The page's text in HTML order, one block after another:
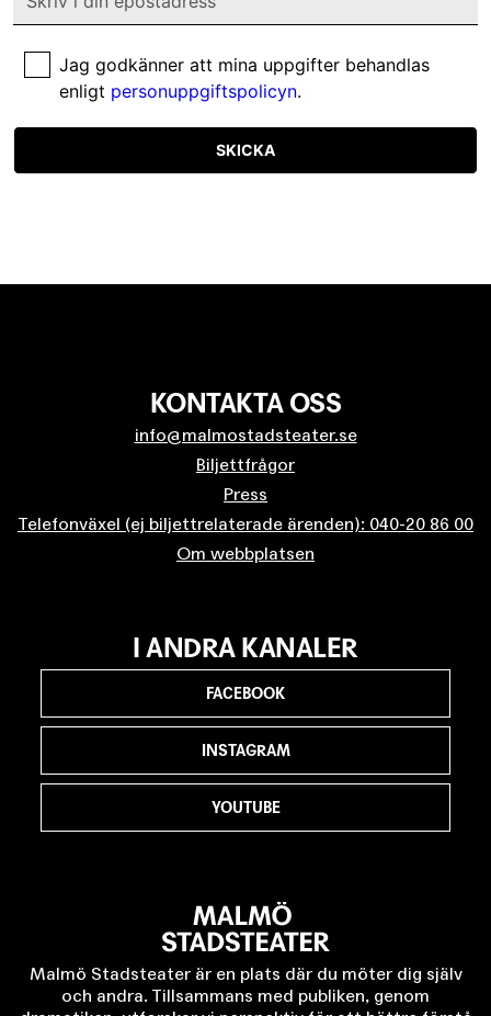
Jag godkänner att mina uppgifter behandlas
enligt personuppgiftspolicyn.
SKICKA
KONTAKTA OSS
info@malmostadsteater.se
Biljettfrågor
Press
Telefonväxel (ej biljettrelaterade ärenden): 040-20 86 00
Om webbplatsen
Malmö Stadsteater är en plats där du möter dig själv
och andra. Tillsammans med publiken, genom
I ANDRA KANALER
FACEBOOK
INSTAGRAM
YOUTUBE